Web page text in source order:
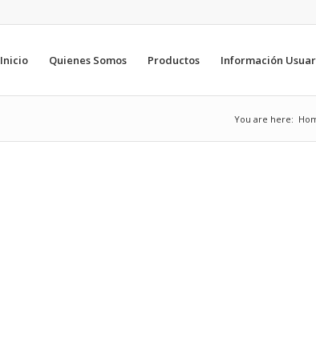
Inicio Quienes Somos Productos Información
You are here: